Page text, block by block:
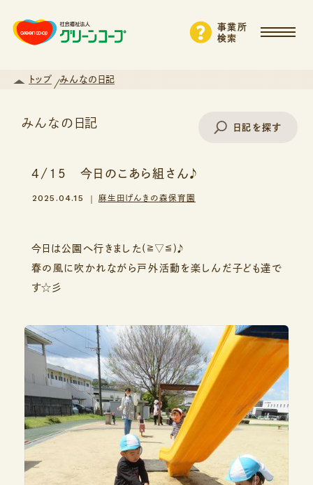
事業所
検索
トップ みんなの日記
みんなの日記 日記を探す
エリアから探す
支援・サービスから探す
4/15 今日のこあら組さん♪
2025.04.15 麻生田げんきの森保育園
今日は公園へ行きました(≧▽≦)♪
春の風に吹かれながら戸外活動を楽しんだ子ども達で
す☆彡